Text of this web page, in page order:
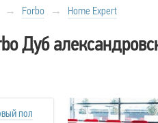
→ Forbo → Home Expert
Дуб
пол